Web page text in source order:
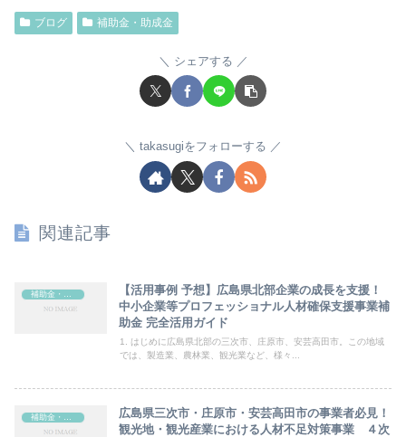
ブログ 補助金・助成金
シェアする
takasugiをフォローする
関連記事
【活用事例 予想】広島県北部企業の成長を支援！
中小企業等プロフェッショナル人材確保支援事業補
助金 完全活用ガイド
1. はじめに広島県北部の三次市、庄原市、安芸高田市。この地域
では、製造業、農林業、観光業など、様々...
広島県三次市・庄原市・安芸高田市の事業者必見！
観光地・観光産業における人材不足対策事業 ４次